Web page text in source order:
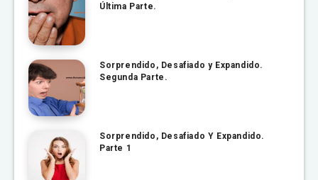
Última Parte.
Sorprendido, Desafiado y Expandido.
Segunda Parte.
Sorprendido, Desafiado Y Expandido.
Parte 1